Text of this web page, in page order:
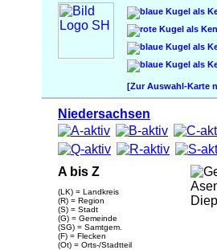
[Zur Auswahl-Karte
Niedersachsen
A bis Z
(LK) = Landkreis
(R) = Region
(S) = Stadt
(G) = Gemeinde
(SG) = Samtgem.
(F) = Flecken
(Ot) = Orts-/Stadtteil